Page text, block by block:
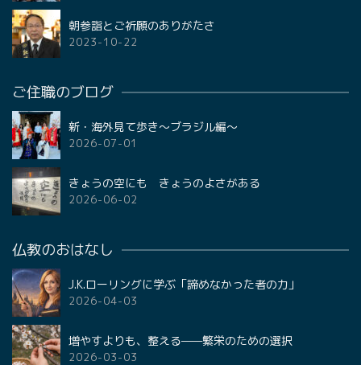
朝参詣とご祈願のありがたさ
2023-10-22
ご住職のブログ
新・海外見て歩き〜ブラジル編〜
2026-07-01
きょうの空にも きょうのよさがある
2026-06-02
仏教のおはなし
J.K.ローリングに学ぶ「諦めなかった者の力」
2026-04-03
増やすよりも、整える——繁栄のための選択
2026-03-03